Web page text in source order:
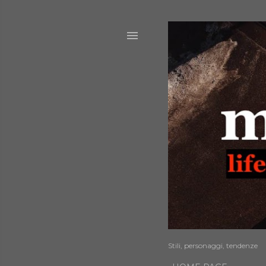
Stili, personaggi, tendenze